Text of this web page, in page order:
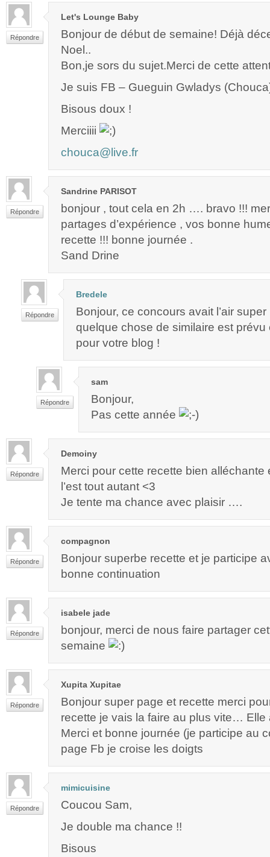
Répondre
Let's Lounge Baby
Bonjour de début de semaine! Déjà
Noel..
Bon,je sors du sujet.Merci de cette
Je suis FB – Gueguin Gwladys
Bisous doux !
Merciiii
chouca@live.fr
Répondre
Sandrine PARISOT
bonjour , tout cela en 2h …. bravo !!!
partages d’expérience , vos bonne
recette !!! bonne journée .
Sand Drine
Répondre
Bredele
Bonjour, ce concours avait l’air
quelque chose de similaire est
pour votre blog !
Répondre
sam
Bonjour,
Pas cette année
Répondre
Demoiny
Merci pour cette recette bien alléchante
l’est tout autant <3
Je tente ma chance avec plaisir ….
Répondre
compagnon
Bonjour superbe recette et je participe
bonne continuation
Répondre
isabele jade
bonjour, merci de nous faire partager
semaine
Répondre
Xupita Xupitae
Bonjour super page et recette merci
recette je vais la faire au plus vite… Elle
Merci et bonne journée (je participe au
page Fb je croise les doigts
Répondre
mimicuisine
Coucou Sam,
Je double ma chance !!
Bisous